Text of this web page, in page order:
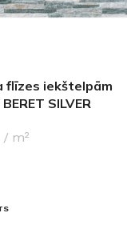
flīzes iekštelpām
SILVER
m²